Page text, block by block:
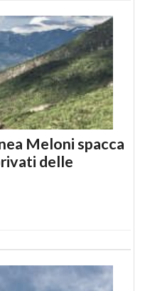
Meloni spacca
delle